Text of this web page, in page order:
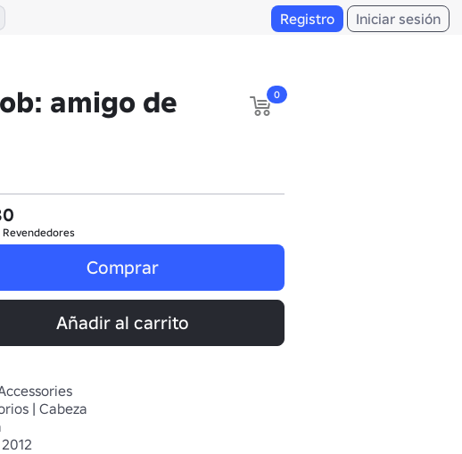
Registro Iniciar sesión
amigo de
0
Revendedores
Comprar
Añadir al carrito
| Cabeza